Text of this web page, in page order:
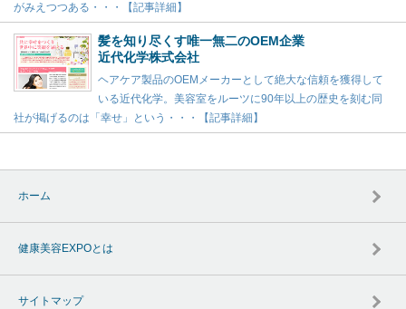
がみえつつある・・・【記事詳細】
髪を知り尽くす唯一無二のOEM企業
近代化学株式会社
ヘアケア製品のOEMメーカーとして絶大な信頼を獲得して
いる近代化学。美容室をルーツに90年以上の歴史を刻む同
社が掲げるのは「幸せ」という・・・【記事詳細】
ホーム
健康美容EXPOとは
サイトマップ